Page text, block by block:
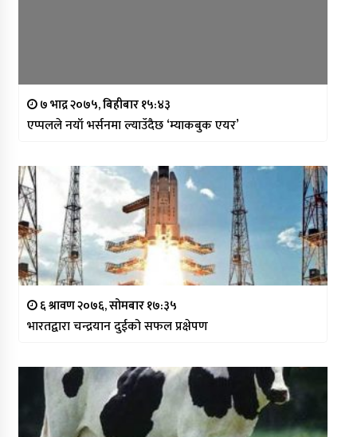
७ भाद्र २०७५, बिहीबार १५:४३
एप्पलले नयाँ भर्सनमा ल्याउँदैछ ‘म्याकबुक एयर’
६ श्रावण २०७६, सोमबार १७:३५
भारतद्वारा चन्द्रयान दुईको सफल प्रक्षेपण